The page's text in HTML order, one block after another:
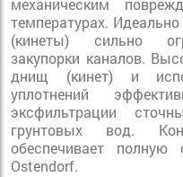
механическим
температурах.
(кинеты) сильно
закупорки каналов.
днищ (кинет) и
уплотнений
эксфильтрации
грунтовых вод.
обеспечивает полную
Ostendorf.